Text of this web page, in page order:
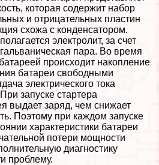
которая содержит набор
и отрицательных пластин
схожа с конденсатором.
электролит, за счет
пара. Во время
происходит накопление
батареи свободными
электрического тока
запуске стартера
выдает заряд, чем снижает
Поэтому при каждом запуске
хаpaктеристики батареи
потери мощности
диагностику
проблему.